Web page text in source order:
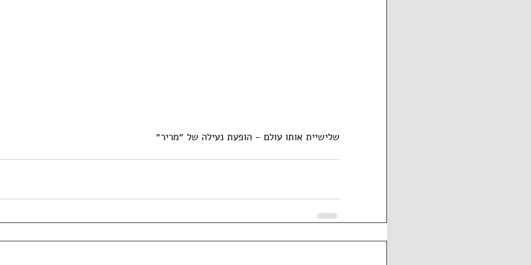
שלישיית אותו עולם - הופעת נעילה של ״מריר״